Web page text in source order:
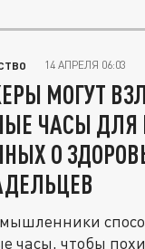
14 АПРЕЛЯ 06:03
МОГУТ
ЧАСЫ ДЛЯ
О
часы, чтобы